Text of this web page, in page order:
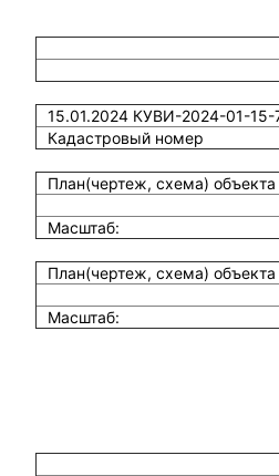
15.01.2024 КУВИ-2024-01-15-
Кадастровый номер
План(чертеж, схема)
Масштаб:
План(чертеж, схема)
Масштаб: